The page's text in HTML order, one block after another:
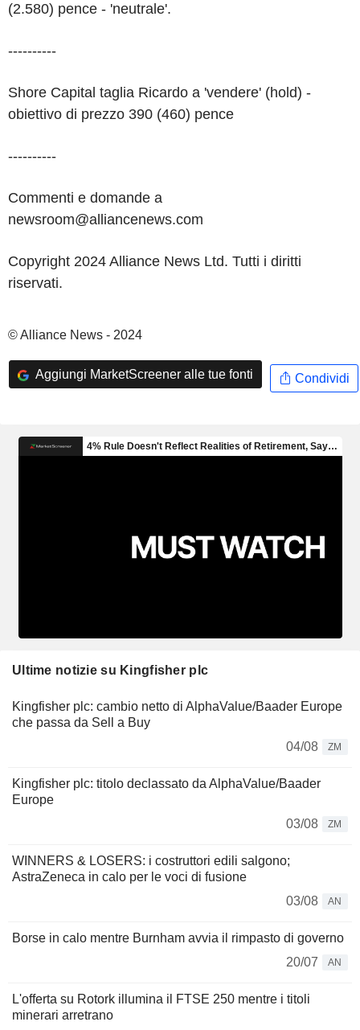
(2.580) pence - 'neutrale'.
----------
Shore Capital taglia Ricardo a 'vendere' (hold) -
obiettivo di prezzo 390 (460) pence
----------
Commenti e domande a
newsroom@alliancenews.com
Copyright 2024 Alliance News Ltd. Tutti i diritti
riservati.
© Alliance News - 2024
Aggiungi MarketScreener alle tue fonti Condividi
Ultime notizie su Kingfisher plc
Kingfisher plc: cambio netto di AlphaValue/Baader Europe
che passa da Sell a Buy
04/08
ZM
Kingfisher plc: titolo declassato da AlphaValue/Baader
Europe
03/08
ZM
WINNERS & LOSERS: i costruttori edili salgono;
AstraZeneca in calo per le voci di fusione
03/08
AN
Borse in calo mentre Burnham avvia il rimpasto di governo
20/07
AN
L'offerta su Rotork illumina il FTSE 250 mentre i titoli
minerari arretrano